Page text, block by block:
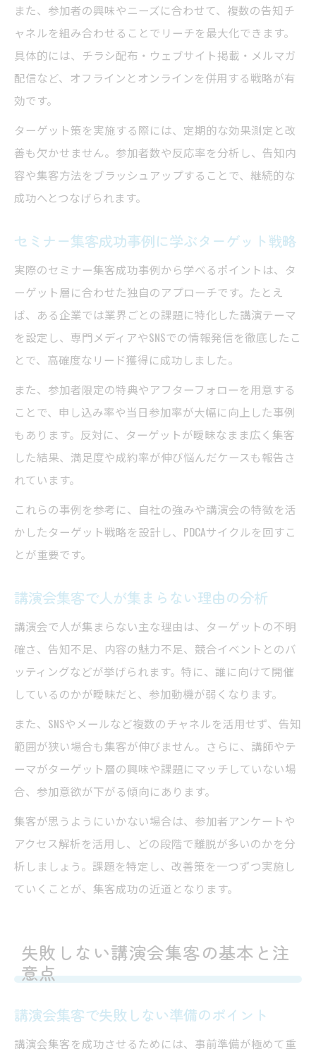
また、参加者の興味やニーズに合わせて、複数の告知チ
ャネルを組み合わせることでリーチを最大化できます。
具体的には、チラシ配布・ウェブサイト掲載・メルマガ
配信など、オフラインとオンラインを併用する戦略が有
効です。
ターゲット策を実施する際には、定期的な効果測定と改
善も欠かせません。参加者数や反応率を分析し、告知内
容や集客方法をブラッシュアップすることで、継続的な
成功へとつなげられます。
セミナー集客成功事例に学ぶターゲット戦略
実際のセミナー集客成功事例から学べるポイントは、タ
ーゲット層に合わせた独自のアプローチです。たとえ
ば、ある企業では業界ごとの課題に特化した講演テーマ
を設定し、専門メディアやSNSでの情報発信を徹底したこ
とで、高確度なリード獲得に成功しました。
また、参加者限定の特典やアフターフォローを用意する
ことで、申し込み率や当日参加率が大幅に向上した事例
もあります。反対に、ターゲットが曖昧なまま広く集客
した結果、満足度や成約率が伸び悩んだケースも報告さ
れています。
これらの事例を参考に、自社の強みや講演会の特徴を活
かしたターゲット戦略を設計し、PDCAサイクルを回すこ
とが重要です。
講演会集客で人が集まらない理由の分析
講演会で人が集まらない主な理由は、ターゲットの不明
確さ、告知不足、内容の魅力不足、競合イベントとのバ
ッティングなどが挙げられます。特に、誰に向けて開催
しているのかが曖昧だと、参加動機が弱くなります。
また、SNSやメールなど複数のチャネルを活用せず、告知
範囲が狭い場合も集客が伸びません。さらに、講師やテ
ーマがターゲット層の興味や課題にマッチしていない場
合、参加意欲が下がる傾向にあります。
集客が思うようにいかない場合は、参加者アンケートや
アクセス解析を活用し、どの段階で離脱が多いのかを分
析しましょう。課題を特定し、改善策を一つずつ実施し
ていくことが、集客成功の近道となります。
失敗しない講演会集客の基本と注
意点
講演会集客で失敗しない準備のポイント
講演会集客を成功させるためには、事前準備が極めて重